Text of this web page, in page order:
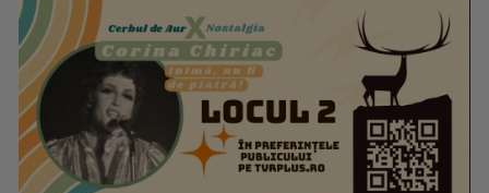
Uluitoarea scenă artistică a Parisului secolului al XIX-lea,
reconstituită ...